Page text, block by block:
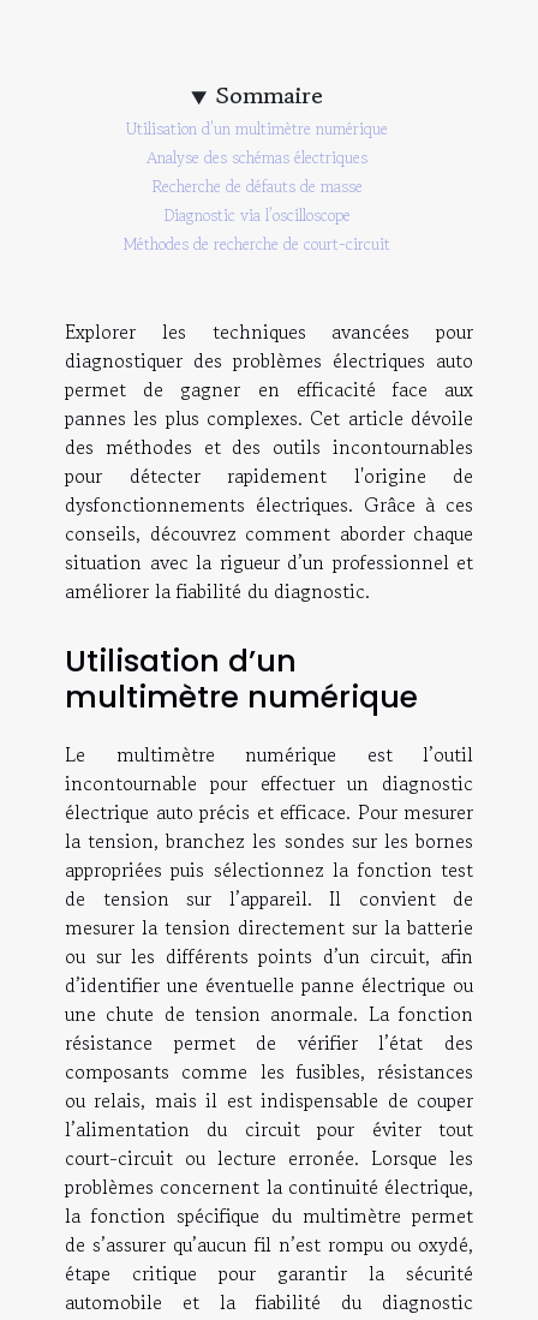
Sommaire
Utilisation d’un multimètre numérique
Analyse des schémas électriques
Recherche de défauts de masse
Diagnostic via l’oscilloscope
Méthodes de recherche de court-circuit
Explorer les techniques avancées pour
diagnostiquer des problèmes électriques auto
permet de gagner en efficacité face aux
pannes les plus complexes. Cet article dévoile
des méthodes et des outils incontournables
pour détecter rapidement l'origine de
dysfonctionnements électriques. Grâce à ces
conseils, découvrez comment aborder chaque
situation avec la rigueur d’un professionnel et
améliorer la fiabilité du diagnostic.
Utilisation d’un
multimètre numérique
Le multimètre numérique est l’outil
incontournable pour effectuer un diagnostic
électrique auto précis et efficace. Pour mesurer
la tension, branchez les sondes sur les bornes
appropriées puis sélectionnez la fonction test
de tension sur l’appareil. Il convient de
mesurer la tension directement sur la batterie
ou sur les différents points d’un circuit, afin
d’identifier une éventuelle panne électrique ou
une chute de tension anormale. La fonction
résistance permet de vérifier l’état des
composants comme les fusibles, résistances
ou relais, mais il est indispensable de couper
l’alimentation du circuit pour éviter tout
court-circuit ou lecture erronée. Lorsque les
problèmes concernent la continuité électrique,
la fonction spécifique du multimètre permet
de s’assurer qu’aucun fil n’est rompu ou oxydé,
étape critique pour garantir la sécurité
automobile et la fiabilité du diagnostic